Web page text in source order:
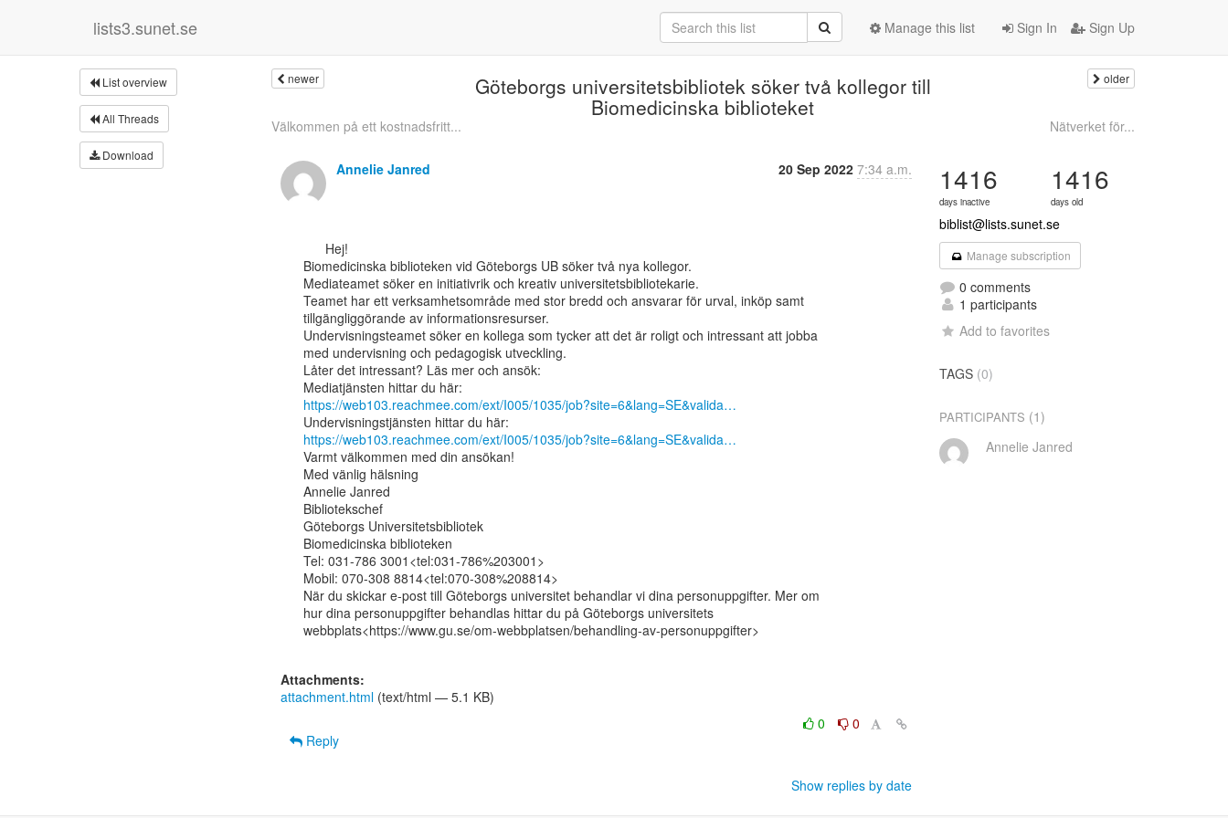
lists3.sunet.se Sign In Sign Up
Manage this list
List overview
All Threads
Download
newer Göteborgs universitetsbibliotek söker två kollegor till
Biomedicinska biblioteket
older
Välkommen på ett kostnadsfritt... Nätverket för...
Annelie Janred 20 Sep 2022 7:34 a.m.
Biomedicinska biblioteken vid Göteborgs UB söker två nya kollegor.
Mediateamet söker en initiativrik och kreativ universitetsbibliotekarie.
Teamet har ett verksamhetsområde med stor bredd och ansvarar för urval, inköp samt
tillgängliggörande av informationsresurser.
Undervisningsteamet söker en kollega som tycker att det är roligt och intressant att jobba
med undervisning och pedagogisk utveckling.
Låter det intressant? Läs mer och ansök:
https://web103.reachmee.com/ext/I005/1035/job?site=6&lang=SE&valida…
https://web103.reachmee.com/ext/I005/1035/job?site=6&lang=SE&valida…
Varmt välkommen med din ansökan!
Med vänlig hälsning
Annelie Janred
Bibliotekschef
Göteborgs Universitetsbibliotek
Biomedicinska biblioteken
Tel: 031-786 3001<tel:031-786%203001>
Mobil: 070-308 8814<tel:070-308%208814>
När du skickar e-post till Göteborgs universitet behandlar vi dina personuppgifter. Mer om
hur dina personuppgifter behandlas hittar du på Göteborgs universitets
webbplats<https://www.gu.se/om-webbplatsen/behandling-av-personuppgifter>
Attachments:
attachment.html (text/html — 5.1 KB)
0
0
Reply
Show replies by date
1416
days inactive
1416
days old
biblist@lists.sunet.se
Manage subscription
0 comments
1 participants
Add to favorites
TAGS (0)
PARTICIPANTS (1)
Annelie Janred